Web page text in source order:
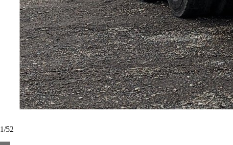
1/52